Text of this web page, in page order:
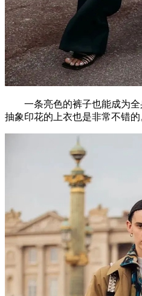
一条亮色的裤子也能成为全
抽象印花的上衣也是非常不错的